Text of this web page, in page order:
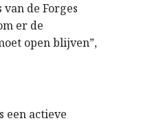
de Forges
er de
open blijven”,
een actieve